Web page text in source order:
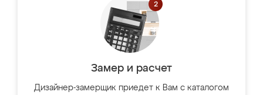
Замер и расчет
Дизайнер-замерщик приедет к Вам с каталогом